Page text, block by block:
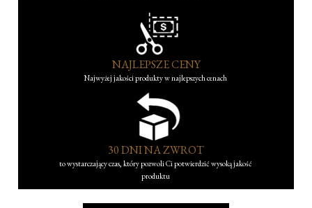
NAJLEPSZE CENY
Najwyżej jakości produkty w najlepszych cenach
30 DNI NA ZWROT
to wystarczający czas, który pozwoli Ci potwierdzić wysoką jakość
produktu